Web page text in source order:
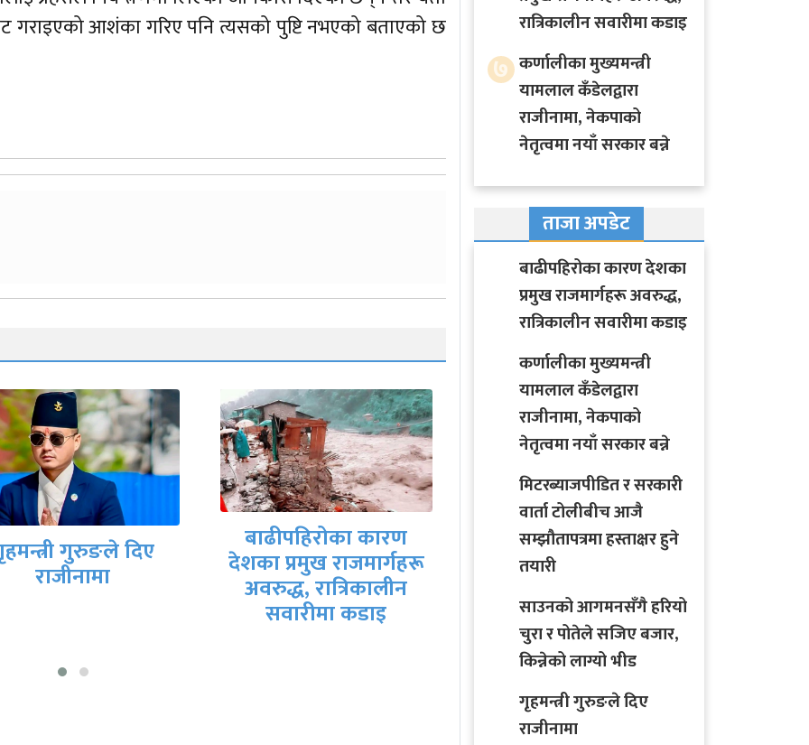
गराइएको आशंका गरिए पनि त्यसको पुष्टि नभएको बताएको छ
कारण
प्रमुख राजमार्गहरू
अवरुद्ध, रात्रिकालीन
मिटरब्याजपीडित र
सरकारी वार्ता टोलीबीच
आजै सम्झौतापत्रमा
हस्ताक्षर हुने तयारी
साउनको आगमनसँगै
हरियो चुरा र पोतेले सजिए
बजार, किन्नेको लाग्यो…
रात्रिकालीन सवारीमा कडाइ
७ कर्णालीका मुख्यमन्त्री
यामलाल कँडेलद्वारा
राजीनामा, नेकपाको
नेतृत्वमा नयाँ सरकार बन्ने
ताजा अपडेट
बाढीपहिरोका कारण देशका
प्रमुख राजमार्गहरू अवरुद्ध,
रात्रिकालीन सवारीमा कडाइ
कर्णालीका मुख्यमन्त्री
यामलाल कँडेलद्वारा
राजीनामा, नेकपाको
नेतृत्वमा नयाँ सरकार बन्ने
मिटरब्याजपीडित र सरकारी
वार्ता टोलीबीच आजै
सम्झौतापत्रमा हस्ताक्षर हुने
तयारी
साउनको आगमनसँगै हरियो
चुरा र पोतेले सजिए बजार,
किन्नेको लाग्यो भीड
गृहमन्त्री गुरुङले दिए
राजीनामा